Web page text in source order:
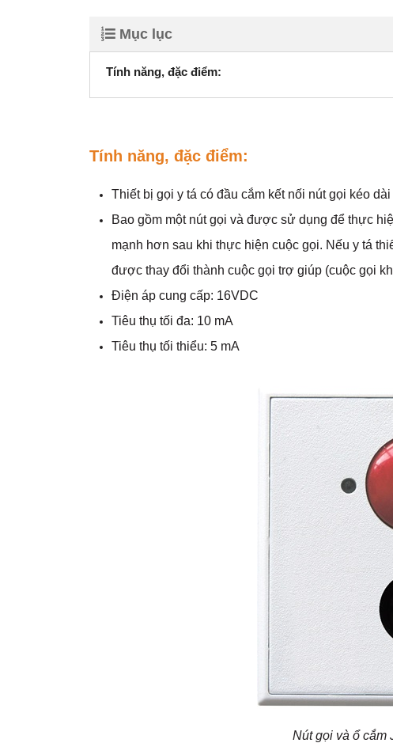
Mục lục
Tính năng, đặc điểm:
Tính năng, đặc điểm:
Thiết bị gọi y tá có đầu cắm kết nối nút gọi kéo dài
Bao gồm một nút gọi và được sử dụng để thực
mạnh hơn sau khi thực hiện cuộc gọi. Nếu y tá
được thay đổi thành cuộc gọi trợ giúp (cuộc gọi
Điện áp cung cấp: 16VDC
Tiêu thụ tối đa: 10 mA
Tiêu thụ tối thiểu: 5 mA
Nút gọi và ổ cắm